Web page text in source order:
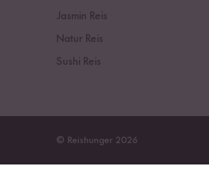
Jasmin Reis
Natur Reis
Sushi Reis
© Reishunger 2026